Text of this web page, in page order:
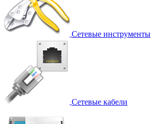
Сетевые инструменты
Сетевые кабели